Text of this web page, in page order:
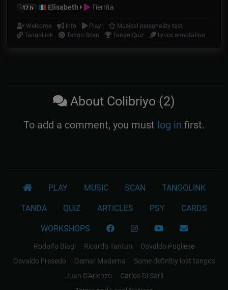
-17 h Elisabeth Tierrita
Welcome Info Play!
Musical personality test
TangoLink
Tango Scan Tango Quiz Lyrics annotation
About Colibriyo (2)
To add a comment, you must log in first.
PLAY MUSIC SCAN TANGOLINK
TANDA QUIZ ARTICLES PSY CARDS
WORKSHOPS
Rodolfo Biagi Ricardo Tanturi
Osvaldo Pugliese
Osvaldo Fresedo
Osmar Maderna
Some definitly lost tangos
Juan D'Arienzo
Carlos Di Sarli